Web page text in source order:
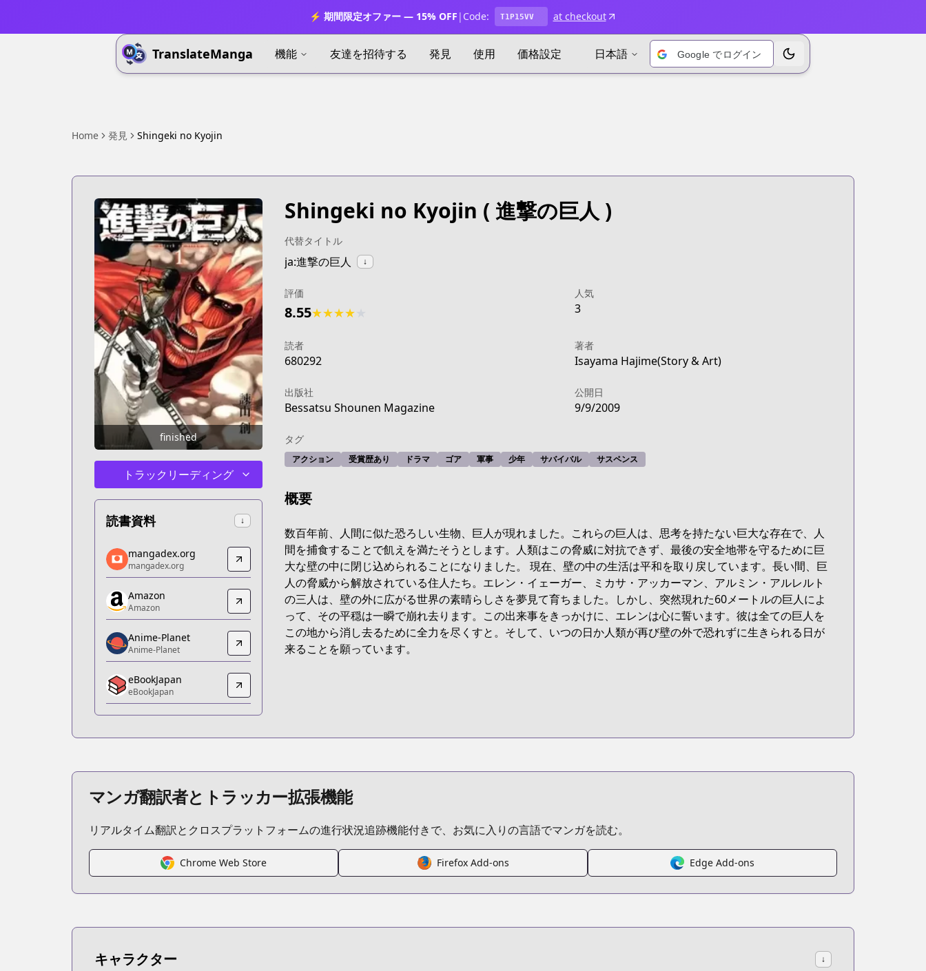
⚡ 期間限定オファー — 15% OFF | Code: T1P15VV at checkout
TranslateManga 機能 友達を招待する 発見 使用 価格設定 日本語 Google でログイン テーマを切り替えます
Home 発見 Shingeki no Kyojin
finished
トラックリーディング
読書資料 ↓
mangadex.org
mangadex.org
https://mangadex.org/title/304ceac3-8cdb-4fe7-acf7-2b6ff7a60613
Amazon
Amazon
https://www.amazon.co.jp/gp/product/B07C5ZN36D
Anime-Planet
Anime-Planet
https://www.anime-planet.com/manga/attack-on-titan
eBookJapan
eBookJapan
Kitsu
https://kitsu.app/manga/14916
CDJapan
https://www.anime-planet.com/manga/https://www.cdjapan.co.jp/product/NEOBK-1599854
MangaUpdates
https://www.mangaupdates.com/series.html?id=47446
Book☆Walker
mangadex.org
mangadex.org
Amazon
Amazon
Anime-Planet
Anime-Planet
eBookJapan
eBookJapan
Shingeki no Kyojin ( 進撃の巨人 )
代替タイトル
ja:進撃の巨人 ↓
評価
8.55★★★★
人気
3
読者
680292
著者
Isayama Hajime(Story & Art)
出版社
Bessatsu Shounen Magazine
公開日
9/9/2009
タグ
アクション 受賞歴あり ドラマ ゴア 軍事 少年 サバイバル サスペンス
概要
数百年前、人間に似た恐ろしい生物、巨人が現れました。これらの巨人は、思考を持たない巨大な存在で、人
間を捕食することで飢えを満たそうとします。人類はこの脅威に対抗できず、最後の安全地帯を守るために巨
大な壁の中に閉じ込められることになりました。 現在、壁の中の生活は平和を取り戻しています。長い間、巨
人の脅威から解放されている住人たち。エレン・イェーガー、ミカサ・アッカーマン、アルミン・アルレルト
の三人は、壁の外に広がる世界の素晴らしさを夢見て育ちました。しかし、突然現れた60メートルの巨人によ
って、その平穏は一瞬で崩れ去ります。この出来事をきっかけに、エレンは心に誓います。彼は全ての巨人を
この地から消し去るために全力を尽くすと。そして、いつの日か人類が再び壁の外で恐れずに生きられる日が
来ることを願っています。
マンガ翻訳者とトラッカー拡張機能
リアルタイム翻訳とクロスプラットフォームの進行状況追跡機能付きで、お気に入りの言語でマンガを読む。
Chrome Web Store Firefox Add-ons Edge Add-ons
キャラクター ↓